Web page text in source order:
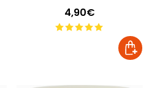
4,90€